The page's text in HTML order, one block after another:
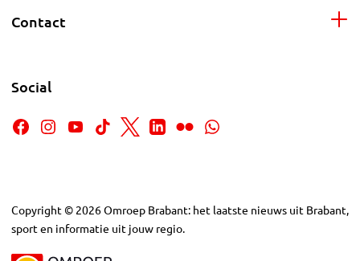
Contact
Social
Copyright © 2026Omroep Brabant: het laatste nieuws uit Brabant,
sport en informatie uit jouw regio.